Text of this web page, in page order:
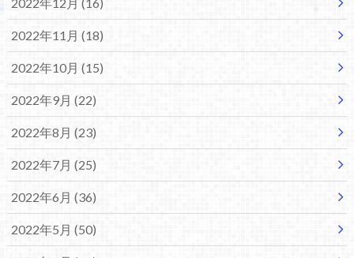
2022年11月 (18)
2022年10月 (15)
2022年9月 (22)
2022年8月 (23)
2022年7月 (25)
2022年6月 (36)
2022年5月 (50)